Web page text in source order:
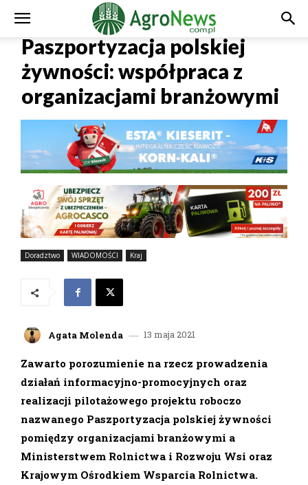
Paszportyzacja polskiej
żywności: współpraca z
organizacjami branżowymi
Doradztwo WIADOMOŚCI Kraj
Agata Molenda 13 maja 2021
Zawarto porozumienie na rzecz prowadzenia
działań informacyjno-promocyjnych oraz
realizacji pilotażowego projektu roboczo
nazwanego Paszportyzacja polskiej żywności
pomiędzy organizacjami branżowymi a
Ministerstwem Rolnictwa i Rozwoju Wsi oraz
Krajowym Ośrodkiem Wsparcia Rolnictwa.